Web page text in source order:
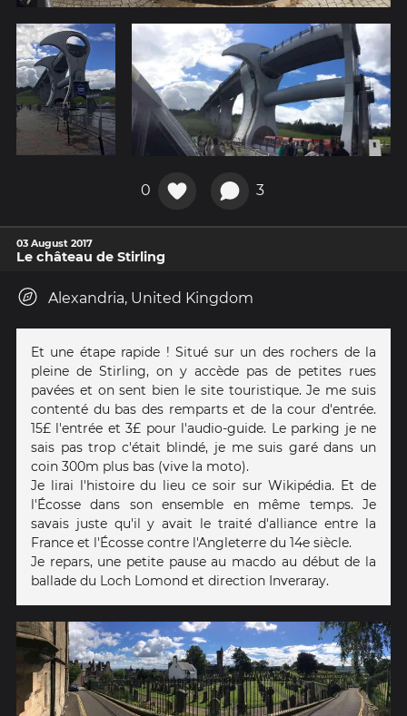
0 3
03 August 2017
Le château de Stirling
Alexandria, United Kingdom
Et une étape rapide ! Situé sur un des rochers de la
pleine de Stirling, on y accède pas de petites rues
pavées et on sent bien le site touristique. Je me suis
contenté du bas des remparts et de la cour d'entrée.
15£ l'entrée et 3£ pour l'audio-guide. Le parking je ne
sais pas trop c'était blindé, je me suis garé dans un
coin 300m plus bas (vive la moto).
Je lirai l'histoire du lieu ce soir sur Wikipédia. Et de
l'Écosse dans son ensemble en même temps. Je
savais juste qu'il y avait le traité d'alliance entre la
France et l'Écosse contre l'Angleterre du 14e siècle.
Je repars, une petite pause au macdo au début de la
ballade du Loch Lomond et direction Inveraray.